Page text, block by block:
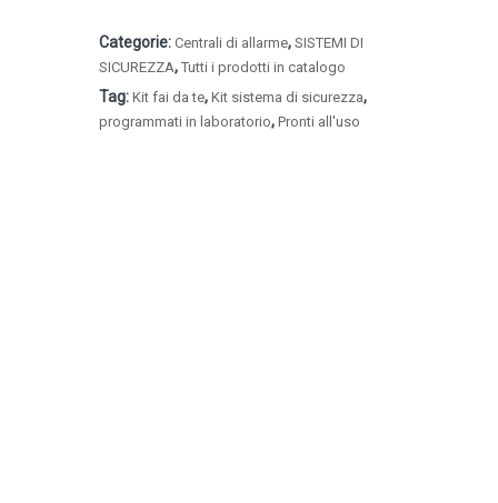
Categorie: Centrali di allarme, SISTEMI DI
SICUREZZA, Tutti i prodotti in catalogo
Tag: Kit fai da te, Kit sistema di sicurezza,
programmati in laboratorio, Pronti all'uso